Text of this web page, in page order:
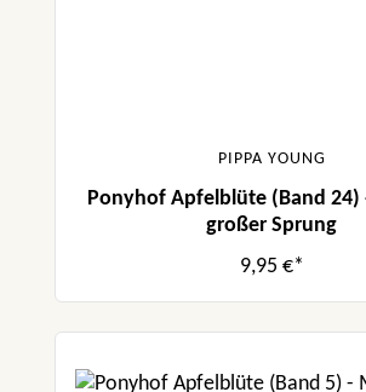
PIPPA YOUNG
Ponyhof Apfelblüte (Band 24)
großer Sprung
9,95 €*